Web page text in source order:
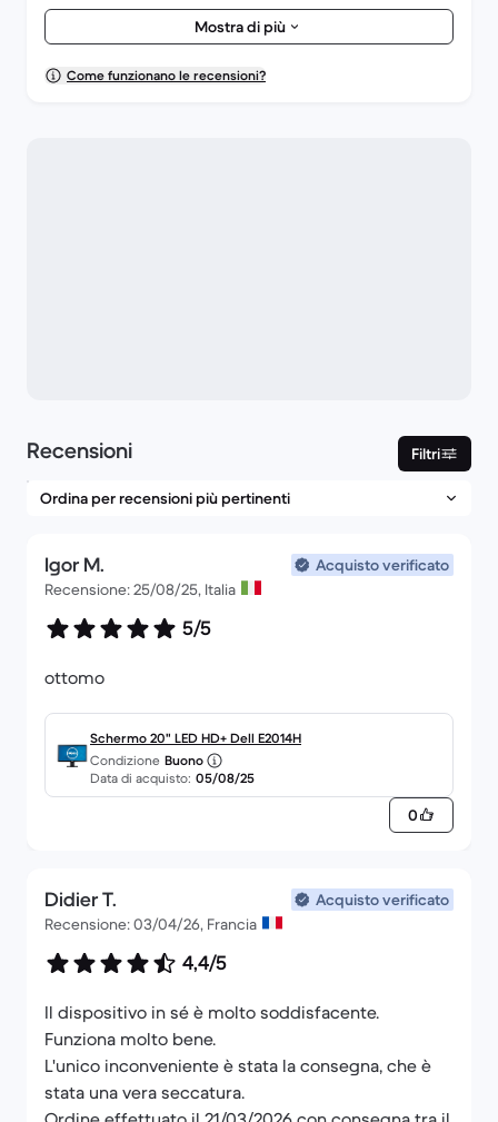
Aspetto estetico
3,8/5
Mostra di più
Come funzionano le recensioni?
Recensioni Filtri
Igor M.
Acquisto verificato
Recensione: 25/08/25, Italia
5/5
ottomo
Schermo 20" LED HD+ Dell E2014H
Condizione Buono
Data di acquisto: 05/08/25
0
Didier T.
Acquisto verificato
Recensione: 03/04/26, Francia
4,4/5
Il dispositivo in sé è molto soddisfacente.
Funziona molto bene.
L'unico inconveniente è stata la consegna, che è
stata una vera seccatura.